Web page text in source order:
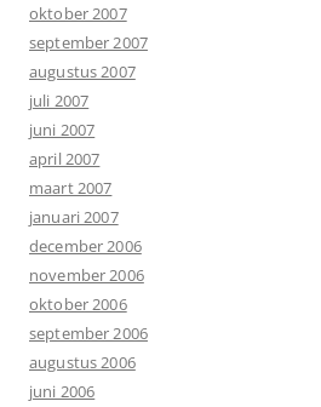
oktober 2007
september 2007
augustus 2007
juli 2007
juni 2007
april 2007
maart 2007
januari 2007
december 2006
november 2006
oktober 2006
september 2006
augustus 2006
juni 2006